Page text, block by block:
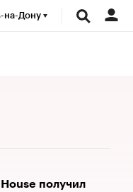
на-Дону
получил